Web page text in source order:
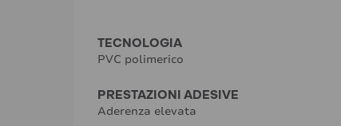
TECNOLOGIA
PVC polimerico
PRESTAZIONI ADESIVE
Aderenza elevata